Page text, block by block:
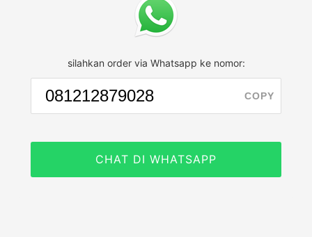
silahkan order via Whatsapp ke nomor:
COPY
CHAT DI WHATSAPP